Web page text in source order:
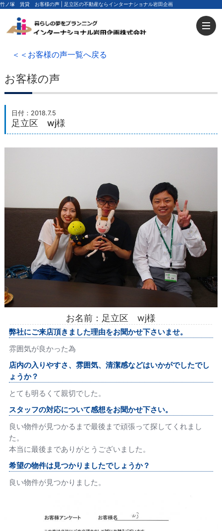
竹ノ塚 賃貸 お客様の声 | 足立区の不動産ならインターナショナル岩田企画
＜＜お客様の声一覧へ戻る
お客様の声
日付：2018.7.5
足立区 wj様
お名前：足立区 wj様
弊社にご来店頂きました理由をお聞かせ下さいませ。
雰囲気が良かった為
店内の入りやすさ、雰囲気、清潔感などはいかがでしたでし
ょうか？
とても明るくて親切でした。
スタッフの対応について感想をお聞かせ下さい。
良い物件が見つかるまで最後まで頑張って探してくれまし
た。
本当に最後までありがとうございました。
希望の物件は見つかりましたでしょうか？
良い物件が見つかりました。